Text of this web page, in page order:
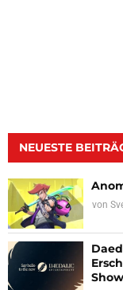
NEUESTE
von